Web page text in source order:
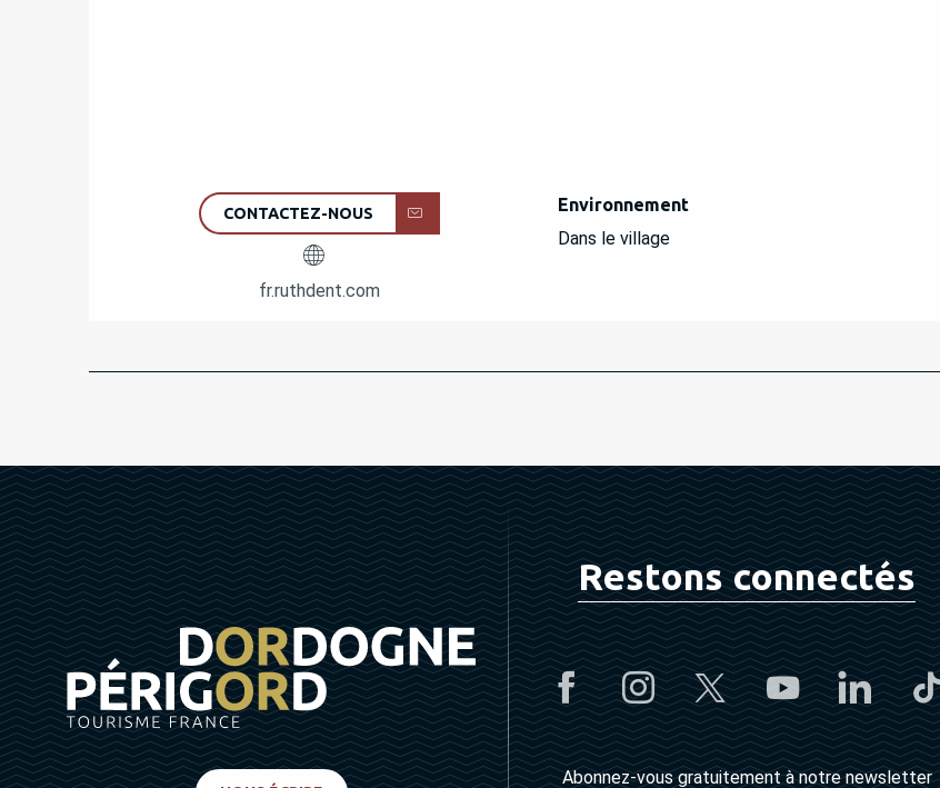
CONTACTEZ-NOUS
fr.ruthdent.com
Environnement
Environnement
Dans le village
Restons connectés
Abonnez-vous gratuitement à notre newsletter